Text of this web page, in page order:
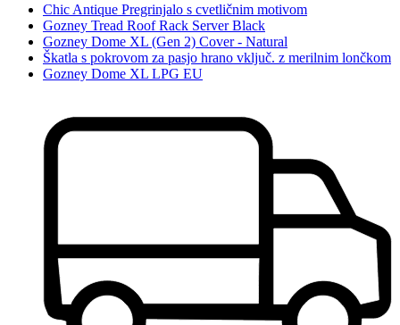
Chic Antique Pregrinjalo s cvetličnim motivom
Gozney Tread Roof Rack Server Black
Gozney Dome XL (Gen 2) Cover - Natural
Škatla s pokrovom za pasjo hrano vključ. z merilnim lončkom
Gozney Dome XL LPG EU